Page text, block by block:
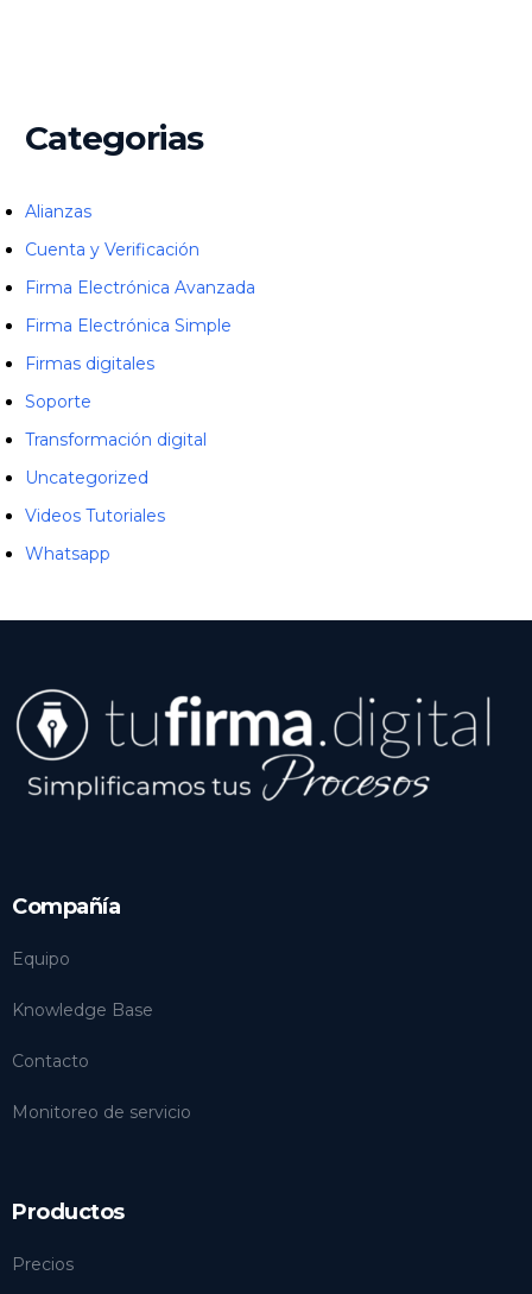
Categorias
Alianzas
Cuenta y Verificación
Firma Electrónica Avanzada
Firma Electrónica Simple
Firmas digitales
Soporte
Transformación digital
Uncategorized
Videos Tutoriales
Whatsapp
Compañía
Equipo
Knowledge Base
Contacto
Monitoreo de servicio
Productos
Precios